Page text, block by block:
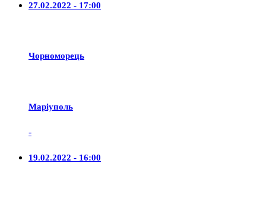
27.02.2022 - 17:00
Чорноморець
Маріуполь
-
19.02.2022 - 16:00